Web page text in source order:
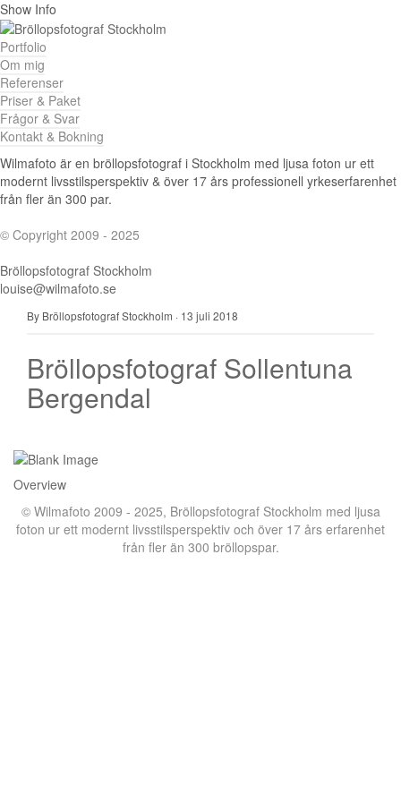
Show Info
Portfolio
Om mig
Referenser
Priser & Paket
Frågor & Svar
Kontakt & Bokning
Wilmafoto är en bröllopsfotograf i Stockholm med ljusa foton ur ett
modernt livsstilsperspektiv & över 17 års professionell yrkeserfarenhet
från fler än 300 par.
© Copyright 2009 - 2025
Bröllopsfotograf Stockholm
louise@wilmafoto.se
By Bröllopsfotograf Stockholm · 13 juli 2018
Bröllopsfotograf Sollentuna
Bergendal
Overview
© Wilmafoto 2009 - 2025, Bröllopsfotograf Stockholm med ljusa
foton ur ett modernt livsstilsperspektiv och över 17 års erfarenhet
från fler än 300 bröllopspar.